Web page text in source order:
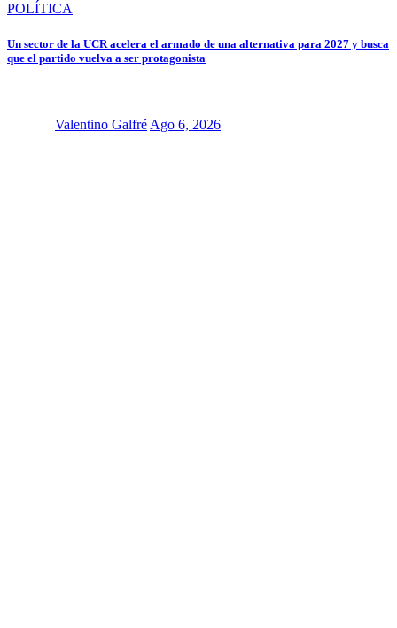
POLÍTICA
Un sector de la UCR acelera el armado de una alternativa para 2027 y busca
que el partido vuelva a ser protagonista
Valentino Galfré Ago 6, 2026